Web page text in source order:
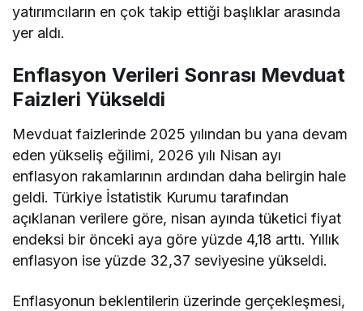
yatırımcıların en çok takip ettiği başlıklar arasında
yer aldı.
Enflasyon Verileri Sonrası Mevduat
Faizleri Yükseldi
Mevduat faizlerinde 2025 yılından bu yana devam
eden yükseliş eğilimi, 2026 yılı Nisan ayı
enflasyon rakamlarının ardından daha belirgin hale
geldi. Türkiye İstatistik Kurumu tarafından
açıklananverilere göre, nisan ayında tüketici fiyat
endeksi bir önceki aya göre yüzde 4,18 arttı. Yıllık
enflasyon ise yüzde 32,37 seviyesine yükseldi.
Enflasyonun beklentilerin üzerinde gerçekleşmesi,